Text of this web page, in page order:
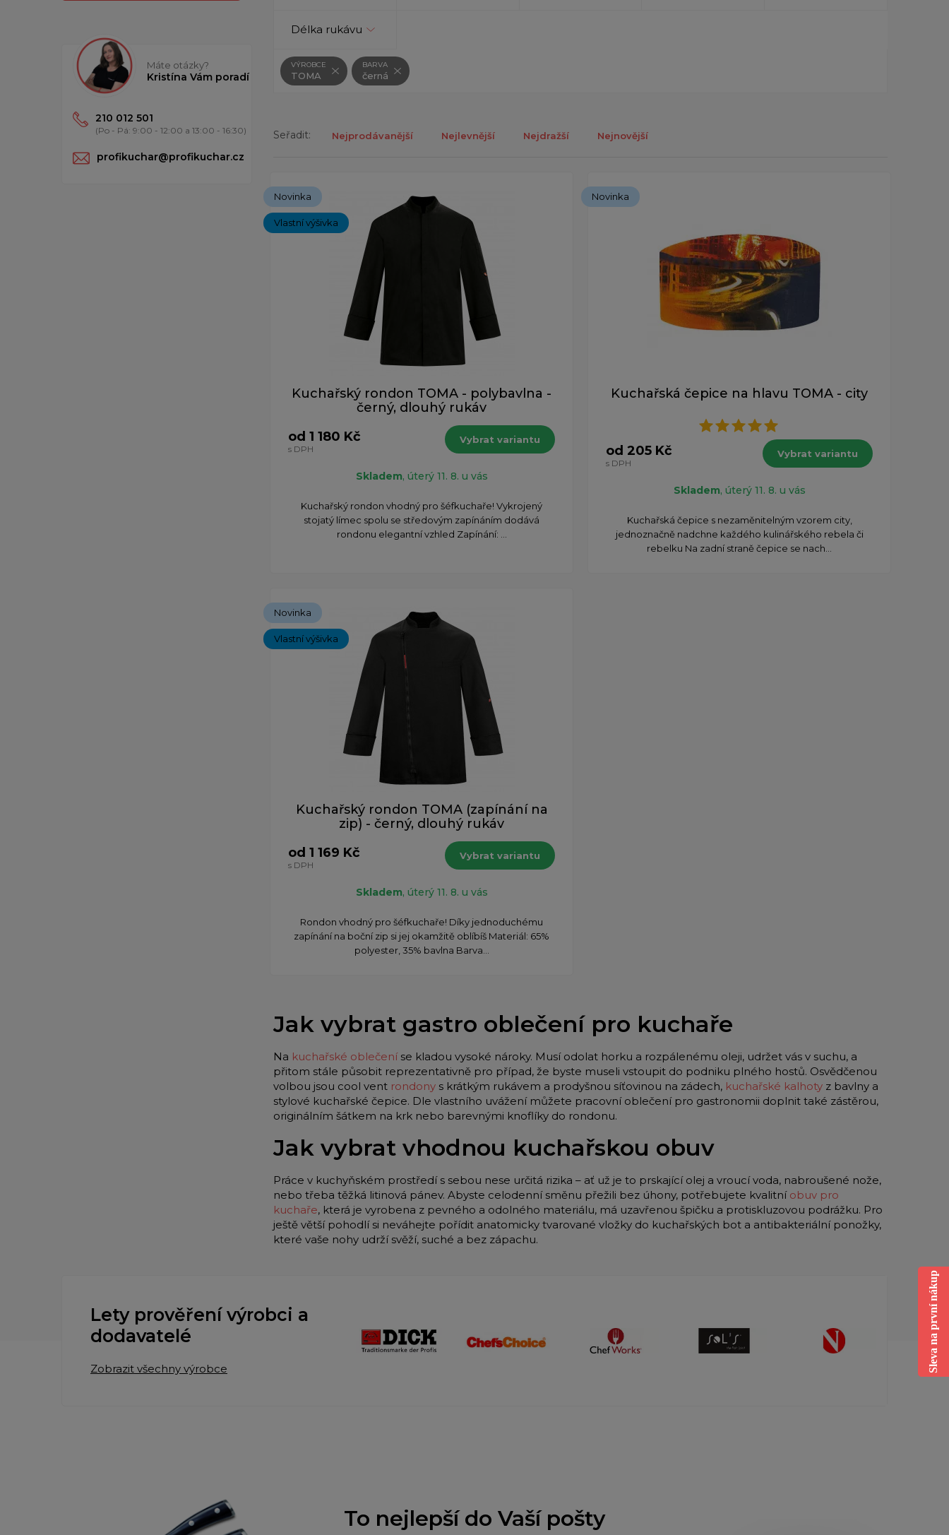
Máte otázky?
Kristína Vám poradí
210 012 501
(Po - Pá: 9:00 - 12:00 a 13:00 - 16:30)
profikuchar@profikuchar.cz
Délka rukávu
VÝROBCE
TOMA
BARVA
černá
Seřadit: Nejprodávanější Nejlevnější Nejdražší Nejnovější
Novinka
Vlastní výšivka
Kuchařský rondon TOMA - polybavlna -
černý, dlouhý rukáv
od 1 180 Kč
s DPH
Vybrat variantu
Skladem, úterý 11. 8. u vás
​Kuchařský rondon vhodný pro šéfkuchaře! Vykrojený
stojatý límec spolu se středovým zapínáním dodává
rondonu elegantní vzhled Zapínání: ...
Novinka
Kuchařská čepice na hlavu TOMA - city
od 205 Kč
s DPH
Vybrat variantu
Skladem, úterý 11. 8. u vás
Kuchařská čepice s nezaměnitelným vzorem city,
jednoznačně nadchne každého kulinářského rebela či
rebelku Na zadní straně čepice se nach...
Novinka
Vlastní výšivka
Kuchařský rondon TOMA (zapínání na
zip) - černý, dlouhý rukáv
od 1 169 Kč
s DPH
Vybrat variantu
Skladem, úterý 11. 8. u vás
Rondon vhodný pro šéfkuchaře! Díky jednoduchému
zapínání na boční zip si jej okamžitě oblíbíš Materiál: 65%
polyester, 35% bavlna Barva...
Jak vybrat gastro oblečení pro kuchaře
Na kuchařské oblečeníse kladou vysoké nároky. Musí odolat horku a rozpálenému oleji, udržet vás v suchu, a
přitom stále působit reprezentativně pro případ, že byste museli vstoupit do podniku plného hostů. Osvědčenou
volbou jsou cool vent rondony s krátkým rukávem a prodyšnou síťovinou na zádech, kuchařské kalhoty z bavlny a
stylové kuchařské čepice. Dle vlastního uvážení můžete pracovní oblečení pro gastronomii doplnit také zástěrou,
originálním šátkem na krk nebo barevnými knoflíky do rondonu.
Jak vybrat vhodnou kuchařskou obuv
Práce v kuchyňském prostředí s sebou nese určitá rizika – ať už je to prskající olej a vroucí voda, nabroušené nože,
nebo třeba těžká litinová pánev. Abyste celodenní směnu přežili bez úhony, potřebujete kvalitní obuv pro
kuchaře, která je vyrobena z pevného a odolného materiálu, má uzavřenou špičku a protiskluzovou podrážku. Pro
ještě větší pohodlí si neváhejte pořídit anatomicky tvarované vložky do kuchařských bot a antibakteriální ponožky,
které vaše nohy udrží svěží, suché a bez zápachu.
Lety prověření výrobci a
dodavatelé
Zobrazit všechny výrobce
To nejlepší do Vaší pošty
Sleva na první nákup